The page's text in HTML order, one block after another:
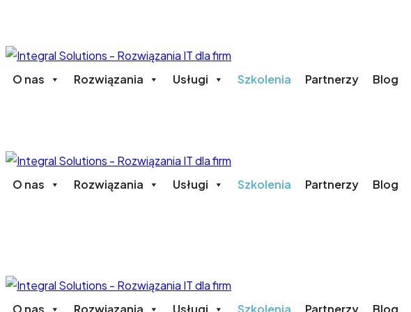
O nas Rozwiązania Usługi Szkolenia Partnerzy Blog
O nas Rozwiązania Usługi Szkolenia Partnerzy Blog
O nas Rozwiązania Usługi Szkolenia Partnerzy Blog